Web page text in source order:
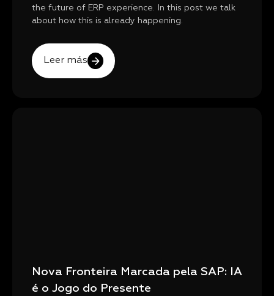
the future of ERP experience. In this post we talk
about how this is already happening.
Leer más
Nova Fronteira Marcada pela SAP: IA
é o Jogo do Presente